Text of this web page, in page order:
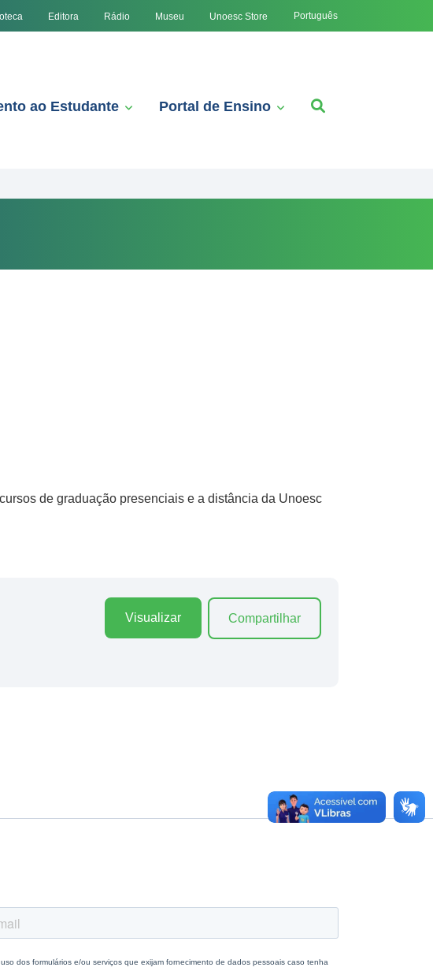
Editora Rádio Museu Unoesc Store Português
ao Estudante Portal de Ensino
de graduação presenciais e a distância da Unoesc
Visualizar Compartilhar